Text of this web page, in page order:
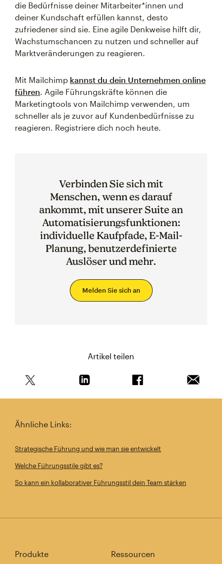
die Bedürfnisse deiner Mitarbeiter*innen und
deiner Kundschaft erfüllen kannst, desto
zufriedener sind sie. Eine agile Denkweise hilft dir,
Wachstumschancen zu nutzen und schneller auf
Marktveränderungen zu reagieren.
Mit Mailchimp kannst du dein Unternehmen online
führen. Agile Führungskräfte können die
Marketingtools von Mailchimp verwenden, um
schneller als je zuvor auf Kundenbedürfnisse zu
reagieren. Registriere dich noch heute.
Verbinden Sie sich mit
Menschen, wenn es darauf
ankommt, mit unserer Suite an
Automatisierungsfunktionen:
individuelle Kaufpfade, E-Mail-
Planung, benutzerdefinierte
Auslöser und mehr.
Melden Sie sich an
Artikel teilen
Ähnliche Links:
Strategische Führung und wie man sie entwickelt
Welche Führungsstile gibt es?
So kann ein kollaborativer Führungsstil dein Team stärken
Produkte Ressourcen